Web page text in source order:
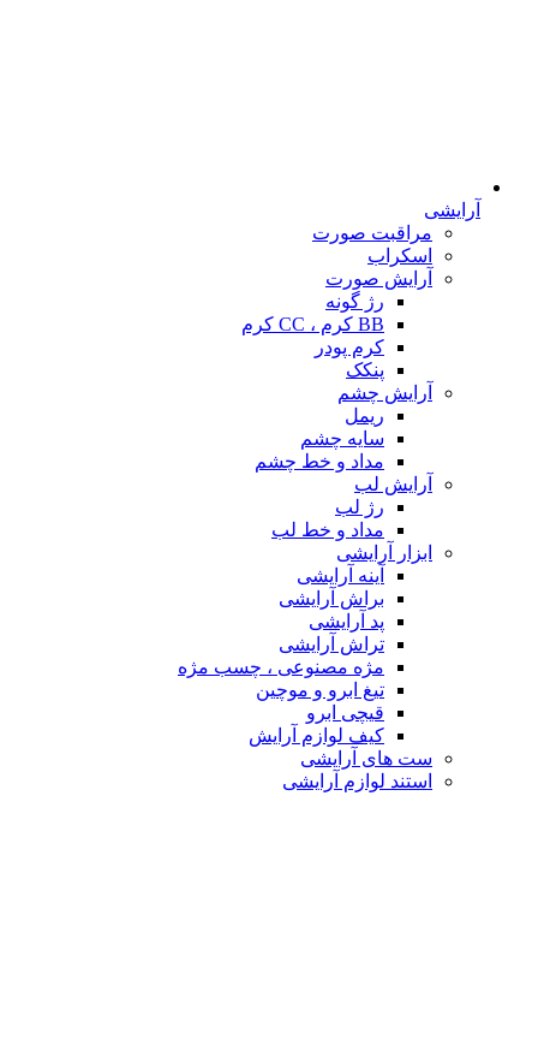
آرایشی
مراقبت صورت
اسکراب
آرایش صورت
رژ گونه
BB کرم ، CC کرم
کرم پودر
پنکک
آرایش چشم
ریمل
سایه چشم
مداد و خط چشم
آرایش لب
رژ لب
مداد و خط لب
ابزار آرایشی
آینه آرایشی
براش آرایشی
پد آرایشی
تراش آرایشی
مژه مصنوعی ، چسب مژه
تیغ ابرو و موچین
قیچی ابرو
کیف لوازم آرایش
ست های آرایشی
استند لوازم آرایشی